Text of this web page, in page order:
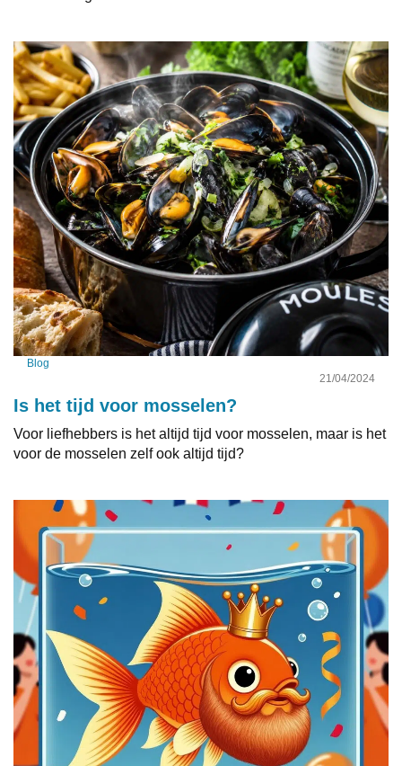
Blog
21/04/2024
Is het tijd voor mosselen?
Voor liefhebbers is het altijd tijd voor mosselen, maar is het
voor de mosselen zelf ook altijd tijd?